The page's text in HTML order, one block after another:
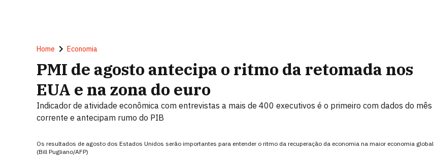
Home Economia
PMI de agosto antecipa o ritmo da retomada nos
EUA e na zona do euro
Indicador de atividade econômica com entrevistas a mais de 400 executivos é o primeiro com dados do mês
corrente e antecipam rumo do PIB
Os resultados de agosto dos Estados Unidos serão importantes para entender o ritmo da recuperação da economia na maior economia global
(Bill Pugliano/AFP)